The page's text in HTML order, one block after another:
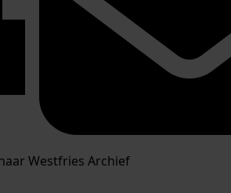
Westfries Archief